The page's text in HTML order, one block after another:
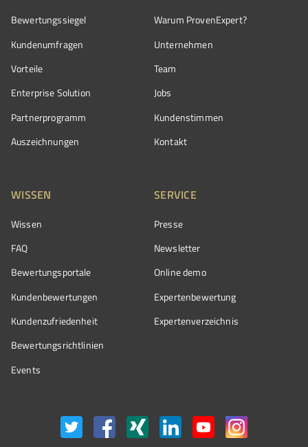
Bewertungssiegel
Kundenumfragen
Vorteile
Enterprise Solution
Partnerprogramm
Auszeichnungen
Warum ProvenExpert?
Unternehmen
Team
Jobs
Kundenstimmen
Kontakt
WISSEN
Wissen
FAQ
Bewertungsportale
Kundenbewertungen
Kundenzufriedenheit
Bewertungs­richtlinien
Events
SERVICE
Presse
Newsletter
Online demo
Expertenbewertung
Expertenverzeichnis